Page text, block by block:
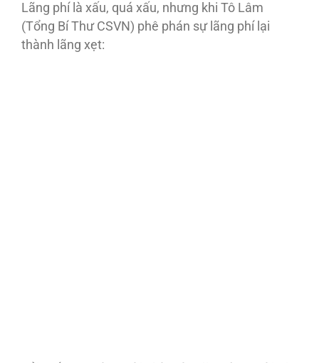
Lãng phí là xấu, quá xấu, nhưng khi Tô Lâm
(Tổng Bí Thư CSVN) phê phán sự lãng phí lại
thành lãng xẹt: